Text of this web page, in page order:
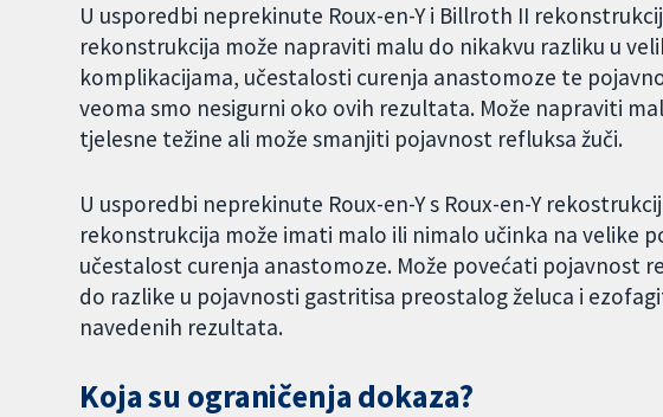
U usporedbi neprekinute Roux-en-Y i Billroth II
rekonstrukcija može napraviti malu do nikakvu razliku u
komplikacijama, učestalosti curenja anastomoze te
veoma smo nesigurni oko ovih rezultata. Može napraviti
tjelesne težine ali može smanjiti pojavnost refluksa žuči.
U usporedbi neprekinute Roux-en-Y s Roux-en-Y
rekonstrukcija može imati malo ili nimalo učinka na velike
učestalost curenja anastomoze. Može povećati pojavnost
do razlike u pojavnosti gastritisa preostalog želuca i
navedenih rezultata.
Koja su ograničenja dokaza?